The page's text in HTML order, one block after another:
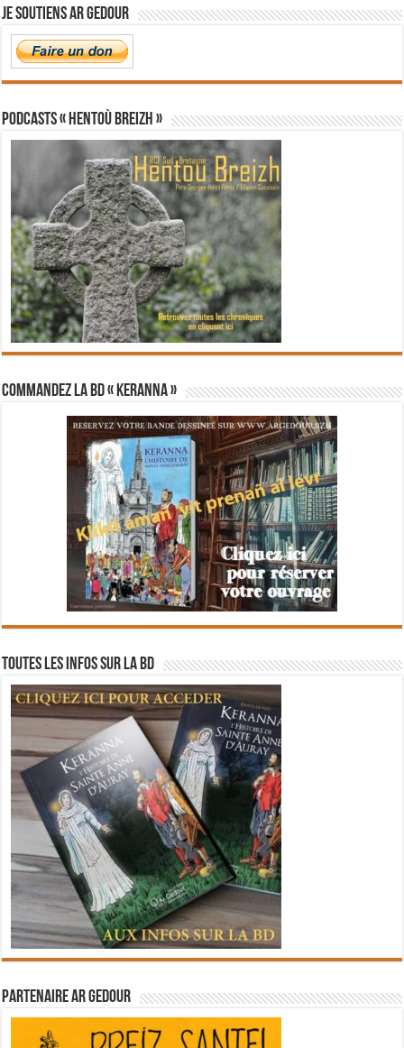
Je soutiens Ar Gedour
PODCASTS « Hentoù Breizh »
Commandez la BD « Keranna »
Toutes les infos sur la BD
Partenaire Ar Gedour